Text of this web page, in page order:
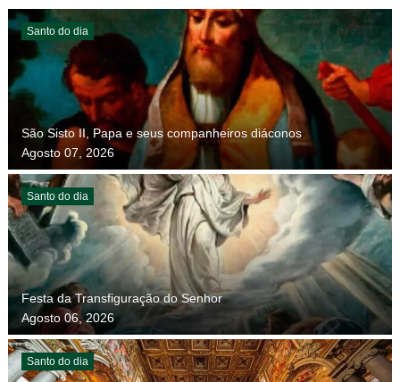
Santo do dia
São Sisto II, Papa e seus companheiros diáconos
Agosto 07, 2026
Santo do dia
Festa da Transfiguração do Senhor
Agosto 06, 2026
Santo do dia